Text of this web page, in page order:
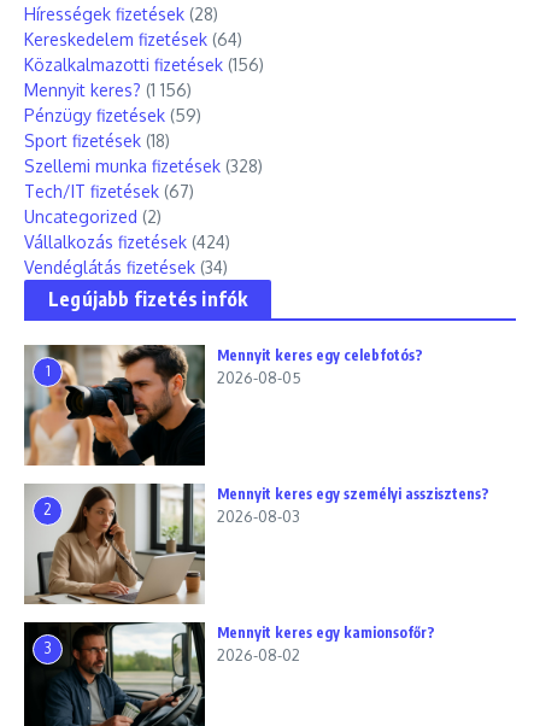
Hírességek fizetések (28)
Kereskedelem fizetések (64)
Közalkalmazotti fizetések (156)
Mennyit keres? (1 156)
Pénzügy fizetések (59)
Sport fizetések (18)
Szellemi munka fizetések (328)
Tech/IT fizetések (67)
Uncategorized (2)
Vállalkozás fizetések (424)
Vendéglátás fizetések (34)
Legújabb fizetés infók
1
Mennyit keres egy celebfotós?
2026-08-05
2
Mennyit keres egy személyi asszisztens?
2026-08-03
3
Mennyit keres egy kamionsofőr?
2026-08-02